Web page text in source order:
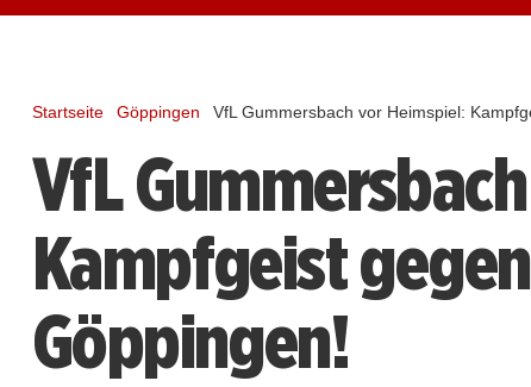
Startseite Göppingen VfL Gummersbach vor Heimspiel:
VfL
Kampfgeist
Göppingen!